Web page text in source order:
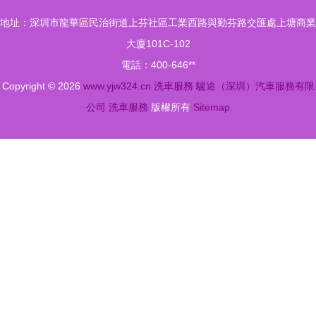
發展
呵護
地址：深圳市龍華區民治街道上芬社區工業西路與勤芬路交匯處上塘商業
大廈101C-102
電話：400-646**
Copyright © 2026 www.yjw324.cn 洗車服務 驢途（深圳）汽車服務有限
公司 洗車服務 版權所有 Sitemap